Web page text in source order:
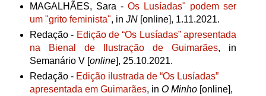
MAGALHÃES, Sara - Os Lusíadas" podem ser
um "grito feminista", in JN[online], 1.11.2021.
Redação - Edição de “Os Lusíadas” apresentada
na Bienal de Ilustração de Guimarães, in
Semanário V [online], 25.10.2021.
Redação - Edição ilustrada de “Os Lusíadas”
apresentada em Guimarães, in O Minho[online],